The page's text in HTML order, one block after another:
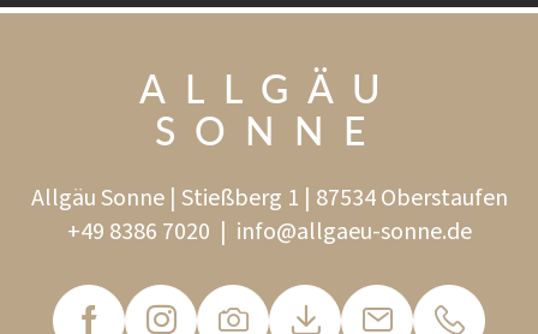
ALLGÄU
SONNE
Allgäu Sonne | Stießberg 1 | 87534 Oberstaufen
+49 8386 7020 | info@allgaeu-sonne.de